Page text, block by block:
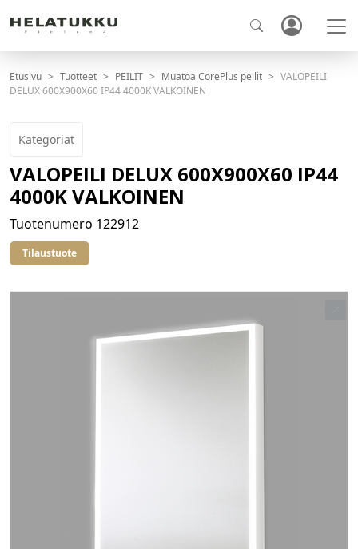
Etusivu Tuotteet PEILIT Muatoa CorePlus peilit
VALOPEILI
DELUX 600X900X60 IP44 4000K VALKOINEN
Kategoriat
VALOPEILI DELUX 600X900X60 IP44
4000K VALKOINEN
Tuotenumero 122912
Tilaustuote